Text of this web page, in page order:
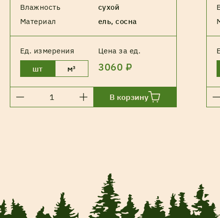
Влажность
сухой
Материал
ель, сосна
Ед. измерения Цена за ед.
шт м³ 3060 ₽
В корзину